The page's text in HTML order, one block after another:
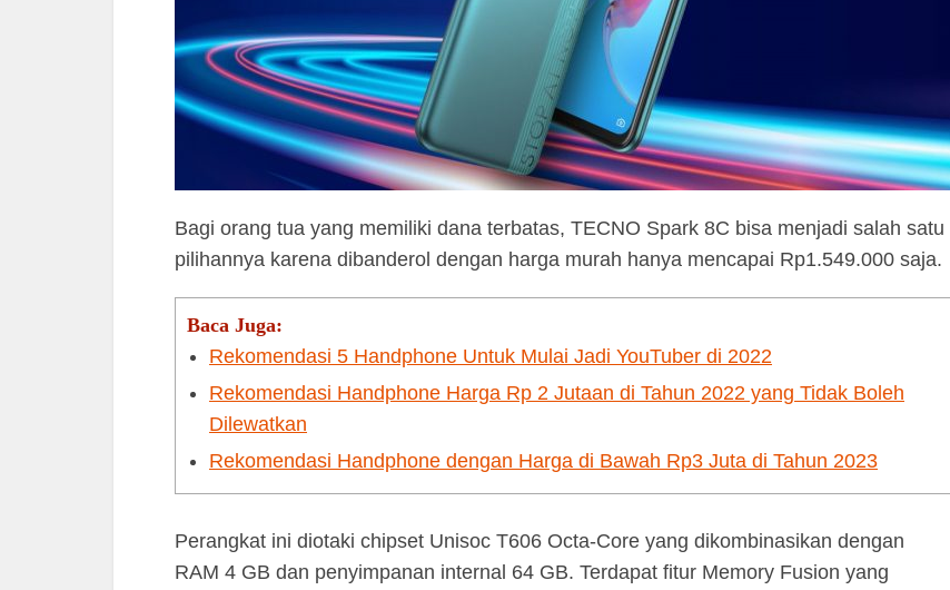
Bagi orang tua yang memiliki dana terbatas, TECNO Spark 8C bisa menjadi salah satu
pilihannya karena dibanderol dengan harga murah hanya mencapai Rp1.549.000 saja.
Baca Juga:
Rekomendasi 5 Handphone Untuk Mulai Jadi YouTuber di 2022
Rekomendasi Handphone Harga Rp 2 Jutaan di Tahun 2022 yang Tidak Boleh
Dilewatkan
Rekomendasi Handphone dengan Harga di Bawah Rp3 Juta di Tahun 2023
Perangkat ini diotaki chipset Unisoc T606 Octa-Core yang dikombinasikan dengan
RAM 4 GB dan penyimpanan internal 64 GB. Terdapat fitur Memory Fusion yang